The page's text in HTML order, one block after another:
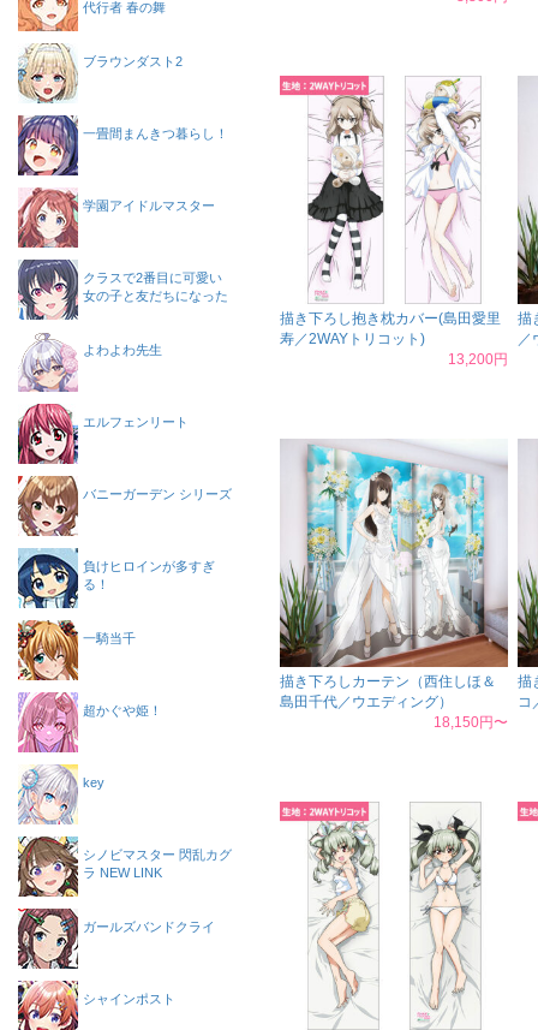
描き下ろし抱き枕カバー(島田愛里
寿／2WAYトリコット)
13,200円
描
／
描き下ろしカーテン（西住しほ＆
島田千代／ウエディング）
18,150円〜
描
コ
代行者 春の舞
ブラウンダスト2
一畳間まんきつ暮らし！
学園アイドルマスター
クラスで2番目に可愛い
女の子と友だちになった
よわよわ先生
エルフェンリート
バニーガーデン シリーズ
負けヒロインが多すぎ
る！
一騎当千
超かぐや姫！
key
シノビマスター 閃乱カグ
ラ NEW LINK
ガールズバンドクライ
シャインポスト